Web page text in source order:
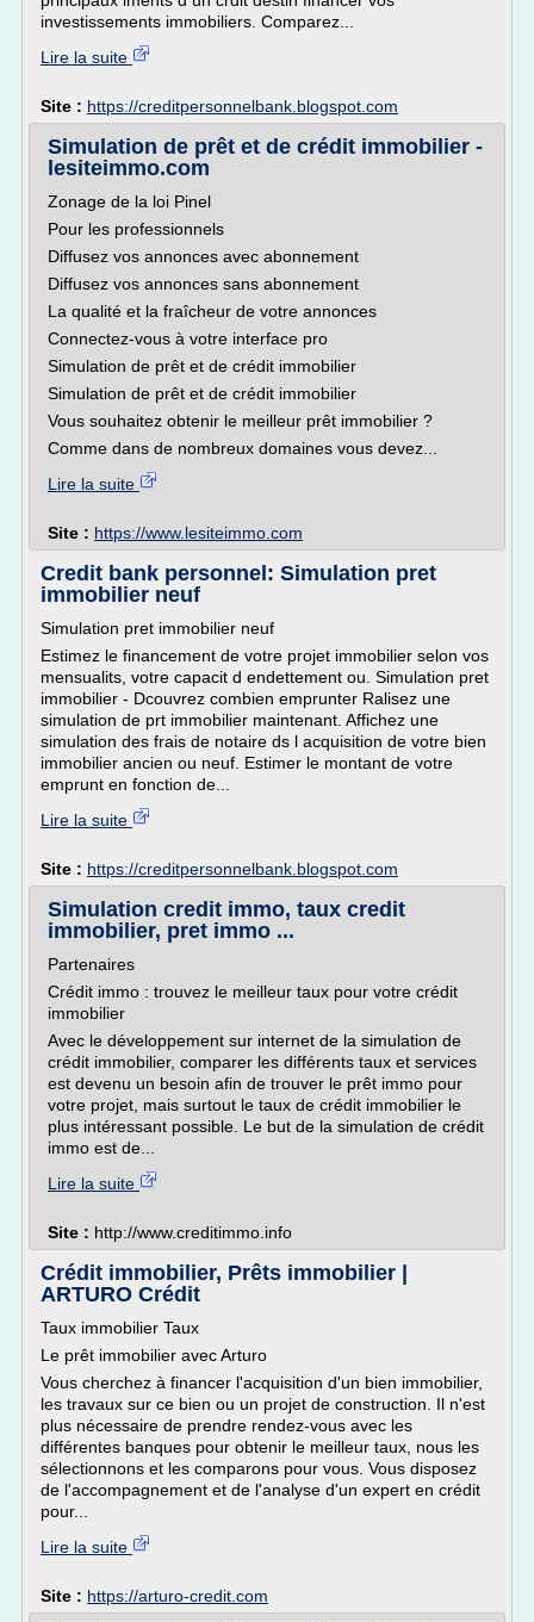
investissements immobiliers. Comparez...
Lire la suite
Site : https://creditpersonnelbank.blogspot.com
Simulation de prêt et de crédit immobilier -
lesiteimmo.com
Zonage de la loi Pinel
Pour les professionnels
Diffusez vos annonces avec abonnement
Diffusez vos annonces sans abonnement
La qualité et la fraîcheur de votre annonces
Connectez-vous à votre interface pro
Simulation de prêt et de crédit immobilier
Simulation de prêt et de crédit immobilier
Vous souhaitez obtenir le meilleur prêt immobilier ?
Comme dans de nombreux domaines vous devez...
Lire la suite
Site : https://www.lesiteimmo.com
Credit bank personnel: Simulation pret
immobilier neuf
Simulation pret immobilier neuf
Estimez le financement de votre projet immobilier selon vos
mensualits, votre capacit d endettement ou. Simulation pret
immobilier - Dcouvrez combien emprunter Ralisez une
simulation de prt immobilier maintenant. Affichez une
simulation des frais de notaire ds l acquisition de votre bien
immobilier ancien ou neuf. Estimer le montant de votre
emprunt en fonction de...
Lire la suite
Site : https://creditpersonnelbank.blogspot.com
Simulation credit immo, taux credit
immobilier, pret immo ...
Partenaires
Crédit immo : trouvez le meilleur taux pour votre crédit
immobilier
Avec le développement sur internet de la simulation de
crédit immobilier, comparer les différents taux et services
est devenu un besoin afin de trouver le prêt immo pour
votre projet, mais surtout le taux de crédit immobilier le
plus intéressant possible. Le but de la simulation de crédit
immo est de...
Lire la suite
Site : http://www.creditimmo.info
Crédit immobilier, Prêts immobilier |
ARTURO Crédit
Taux immobilier Taux
Le prêt immobilier avec Arturo
Vous cherchez à financer l'acquisition d'un bien immobilier,
les travaux sur ce bien ou un projet de construction. Il n'est
plus nécessaire de prendre rendez-vous avec les
différentes banques pour obtenir le meilleur taux, nous les
sélectionnons et les comparons pour vous. Vous disposez
de l'accompagnement et de l'analyse d'un expert en crédit
pour...
Lire la suite
Site : https://arturo-credit.com